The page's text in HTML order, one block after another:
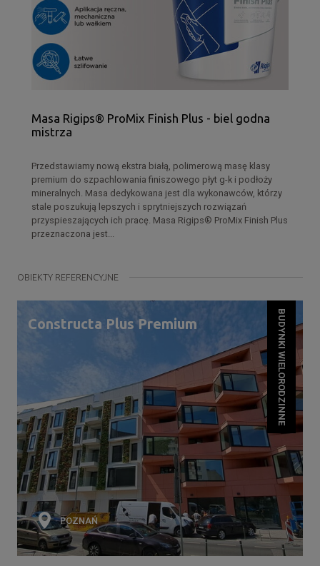
Masa Rigips® ProMix Finish Plus - biel godna
mistrza
Przedstawiamy nową ekstra białą, polimerową masę klasy
premium do szpachlowania finiszowego płyt g-k i podłoży
mineralnych. Masa dedykowana jest dla wykonawców, którzy
stale poszukują lepszych i sprytniejszych rozwiązań
przyspieszających ich pracę. Masa Rigips® ProMix Finish Plus
przeznaczona jest...
OBIEKTY REFERENCYJNE
Constructa Plus Premium
POZNAŃ
BUDYNKI WIELORODZINNE